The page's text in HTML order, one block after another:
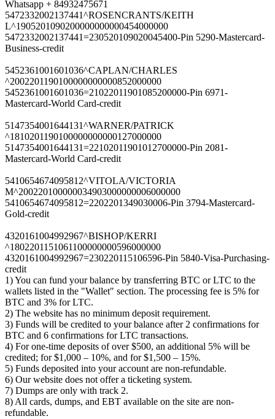
Whatsapp + 84932475671
5472332002137441^ROSENCRANTS/KEITH
L^1905201090200000000000454000000
5472332002137441=230520109020045400-Pin 5290-Mastercard-
Business-credit
5452361001601036^CAPLAN/CHARLES
^2002201190100000000000852000000
5452361001601036=21022011901085200000-Pin 6971-
Mastercard-World Card-credit
5147354001644131^WARNER/PATRICK
^1810201190100000000000127000000
5147354001644131=22102011901012700000-Pin 2081-
Mastercard-World Card-credit
5410654674095812^VITOLA/VICTORIA
M^200220100000034903000000006000000
5410654674095812=2202201349030006-Pin 3794-Mastercard-
Gold-credit
4320161004992967^BISHOP/KERRI
^1802201151061100000000596000000
4320161004992967=230220115106596-Pin 5840-Visa-Purchasing-
credit
1) You can fund your balance by transferring BTC or LTC to the
wallets listed in the "Wallet" section. The processing fee is 5% for
BTC and 3% for LTC.
2) The website has no minimum deposit requirement.
3) Funds will be credited to your balance after 2 confirmations for
BTC and 6 confirmations for LTC transactions.
4) For one-time deposits of over $500, an additional 5% will be
credited; for $1,000 – 10%, and for $1,500 – 15%.
5) Funds deposited into your account are non-refundable.
6) Our website does not offer a ticketing system.
7) Dumps are only with track 2.
8) All cards, dumps, and EBT available on the site are non-
refundable.